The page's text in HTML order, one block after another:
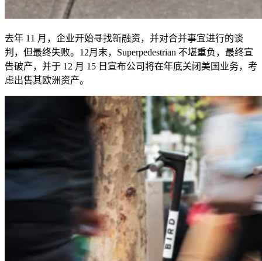
去年 11 月，企业开始寻找新融资，并对合并事宜进行的谈
判，但最终失败。 12月末， Superpedestrian 不堪重负，最终宣
告破产，并于 12 月 15 日宣布公司将在年底关闭美国业务，考
虑出售其欧洲资产。